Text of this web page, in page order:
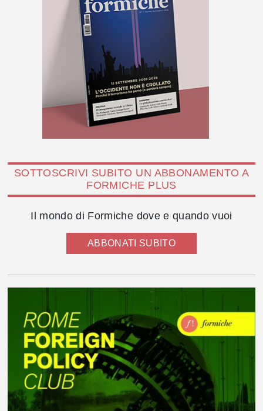
SOTTOSCRIVI SUBITO UN ABBONAMENTO A
FORMICHE PLUS
Il mondo di Formiche dove e quando vuoi
ABBONATI SUBITO